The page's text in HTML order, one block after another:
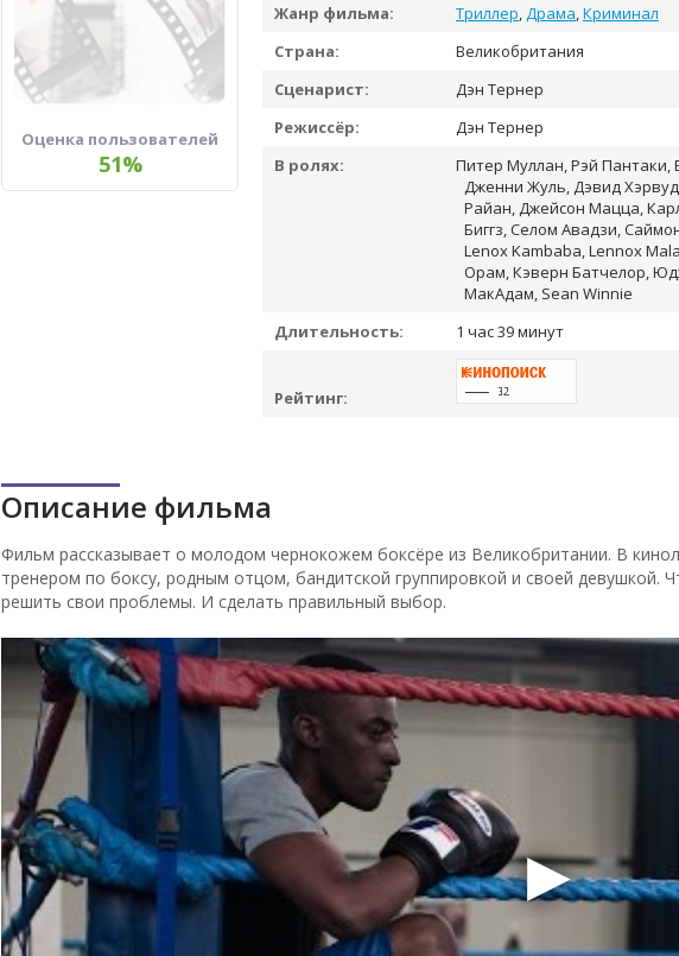
Оценка пользователей
51%
Жанр фильма:
Триллер,Драма,Криминал
Страна:
Великобритания
Сценарист:
Дэн Тернер
Режиссёр:
Дэн Тернер
В ролях:
Питер Муллан, Рэй Пантаки,
Дженни Жуль, Дэвид
Райан, Джейсон Мацца,
Биггз, Селом Авадзи,
Lenox Kambaba, Lennox
Орам, Кэверн Батчелор,
МакАдам, Sean Winnie
Длительность:
1 час 39 минут
Рейтинг:
Описание фильма
Фильм рассказывает о молодом чернокожем боксёре из Великобритании. В
тренером по боксу, родным отцом, бандитской группировкой и своей девушкой.
решить свои проблемы. И сделать правильный выбор.